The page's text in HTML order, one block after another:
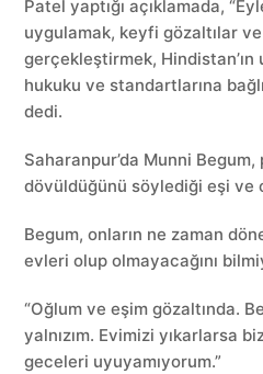
Patel yaptığı açıklamada,
uygulamak, keyfi gözaltılar ve
gerçekleştirmek, Hindistan’ın
hukuku ve standartlarına
dedi.
Saharanpur’da Munni
dövüldüğünü söylediği eşi ve
Begum, onların ne zaman
evleri olup olmayacağını
“Oğlum ve eşim gözaltında.
yalnızım. Evimizi yıkarlarsa
geceleri uyuyamıyorum.”